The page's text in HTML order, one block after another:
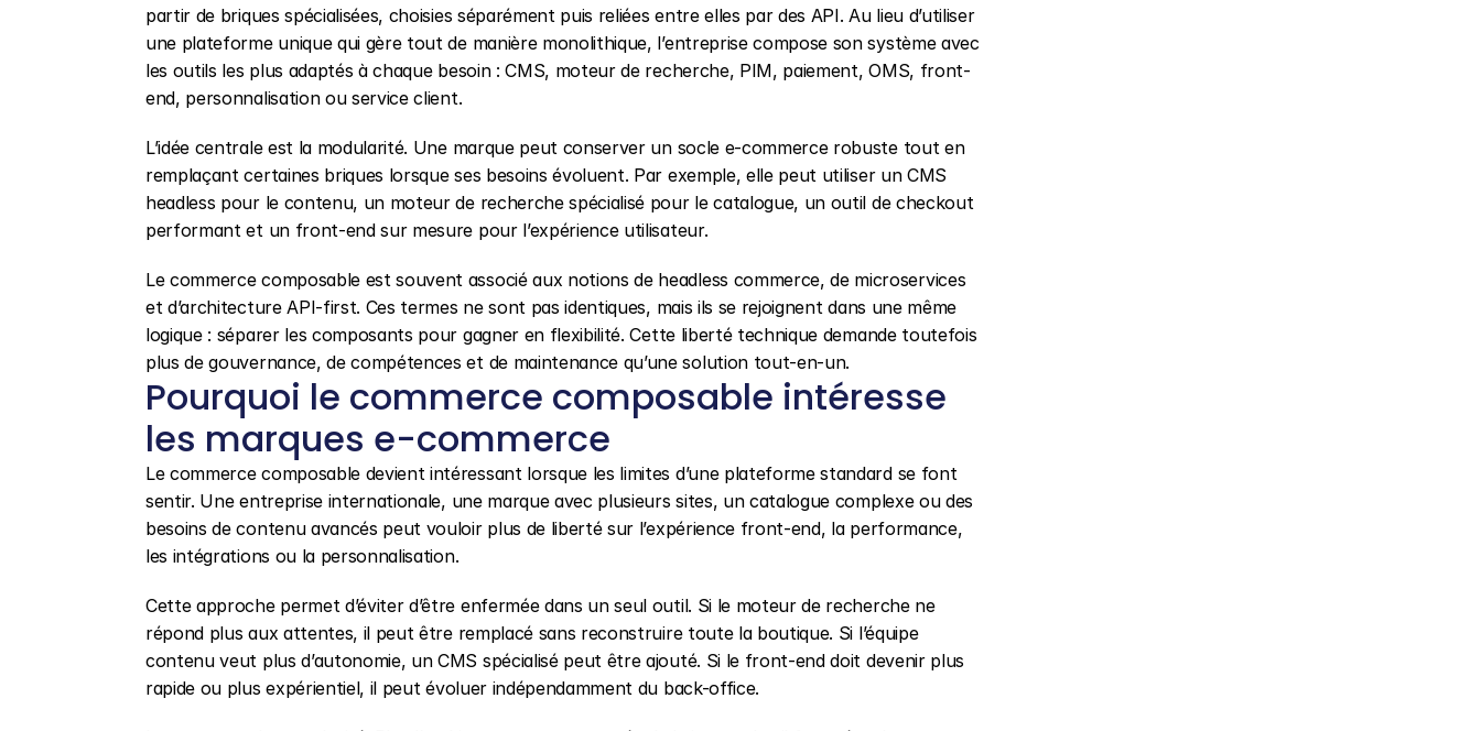
partir de briques spécialisées, choisies séparément puis reliées entre elles par des API. Au lieu d’utiliser
une plateforme unique qui gère tout de manière monolithique, l’entreprise compose son système avec
les outils les plus adaptés à chaque besoin : CMS, moteur de recherche, PIM, paiement, OMS, front-
end, personnalisation ou service client.
L’idée centrale est la modularité. Une marque peut conserver un socle e-commerce robuste tout en
remplaçant certaines briques lorsque ses besoins évoluent. Par exemple, elle peut utiliser un CMS
headless pour le contenu, un moteur de recherche spécialisé pour le catalogue, un outil de checkout
performant et un front-end sur mesure pour l’expérience utilisateur.
Le commerce composable est souvent associé aux notions de headless commerce, de microservices
et d’architecture API-first. Ces termes ne sont pas identiques, mais ils se rejoignent dans une même
logique : séparer les composants pour gagner en flexibilité. Cette liberté technique demande toutefois
plus de gouvernance, de compétences et de maintenance qu’une solution tout-en-un.
Pourquoi le commerce composable intéresse
les marques e-commerce
Le commerce composable devient intéressant lorsque les limites d’une plateforme standard se font
sentir. Une entreprise internationale, une marque avec plusieurs sites, un catalogue complexe ou des
besoins de contenu avancés peut vouloir plus de liberté sur l’expérience front-end, la performance,
les intégrations ou la personnalisation.
Cette approche permet d’éviter d’être enfermée dans un seul outil. Si le moteur de recherche ne
répond plus aux attentes, il peut être remplacé sans reconstruire toute la boutique. Si l’équipe
contenu veut plus d’autonomie, un CMS spécialisé peut être ajouté. Si le front-end doit devenir plus
rapide ou plus expérientiel, il peut évoluer indépendamment du back-office.